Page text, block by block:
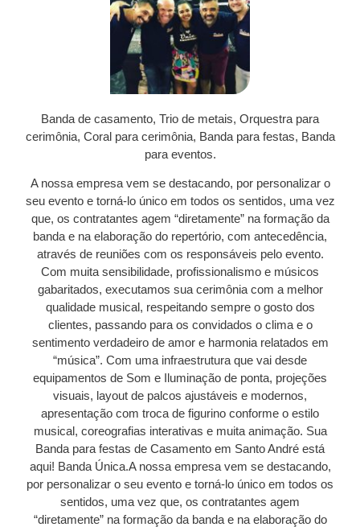
Banda de casamento, Trio de metais, Orquestra para
cerimônia, Coral para cerimônia, Banda para festas, Banda
para eventos.
A nossa empresa vem se destacando, por personalizar o
seu evento e torná-lo único em todos os sentidos, uma vez
que, os contratantes agem “diretamente” na formação da
banda e na elaboração do repertório, com antecedência,
através de reuniões com os responsáveis pelo evento.
Com muita sensibilidade, profissionalismo e músicos
gabaritados, executamos sua cerimônia com a melhor
qualidade musical, respeitando sempre o gosto dos
clientes, passando para os convidados o clima e o
sentimento verdadeiro de amor e harmonia relatados em
“música”. Com uma infraestrutura que vai desde
equipamentos de Som e Iluminação de ponta, projeções
visuais, layout de palcos ajustáveis e modernos,
apresentação com troca de figurino conforme o estilo
musical, coreografias interativas e muita animação. Sua
Banda para festas de Casamento em Santo André está
aqui! Banda Única.A nossa empresa vem se destacando,
por personalizar o seu evento e torná-lo único em todos os
sentidos, uma vez que, os contratantes agem
“diretamente” na formação da banda e na elaboração do